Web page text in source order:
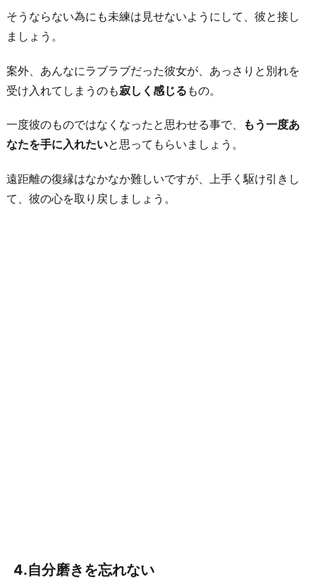
そうならない為にも未練は見せないようにして、彼と接し
ましょう。
案外、あんなにラブラブだった彼女が、あっさりと別れを
受け入れてしまうのも寂しく感じる もの。
一度彼のものではなくなったと思わせる事で、
もう一度あ
なたを手に入れたいと思ってもらいましょう。
遠距離の復縁はなかなか難しいですが、上手く駆け引きし
て、彼の心を取り戻しましょう。
4.自分磨きを忘れない